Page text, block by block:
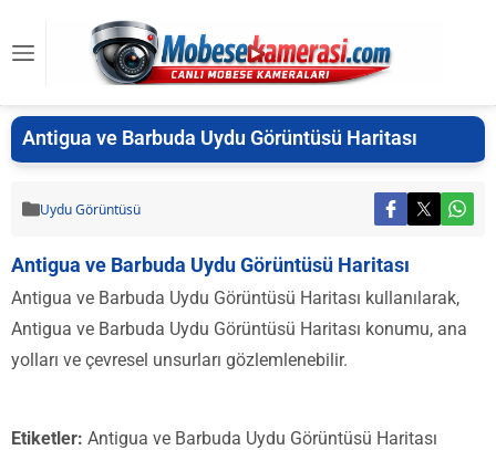
Antigua ve Barbuda Uydu Görüntüsü Haritası
Uydu Görüntüsü
Antigua ve Barbuda Uydu Görüntüsü Haritası
Antigua ve Barbuda Uydu Görüntüsü Haritası kullanılarak,
Antigua ve Barbuda Uydu Görüntüsü Haritası konumu, ana
yolları ve çevresel unsurları gözlemlenebilir.
Etiketler: Antigua ve Barbuda Uydu Görüntüsü Haritası